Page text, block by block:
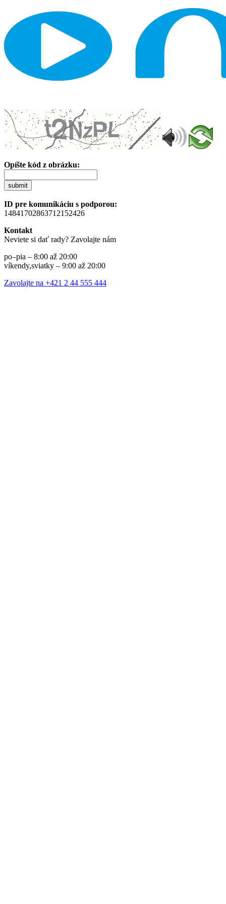
Opíšte kód z obrázku:
submit
ID pre komunikáciu s podporou:
14841702863712152426
Kontakt
Neviete si dať rady? Zavolajte nám
po–pia – 8:00 až 20:00
víkendy,sviatky – 9:00 až 20:00
Zavolajte na +421 2 44 555 444